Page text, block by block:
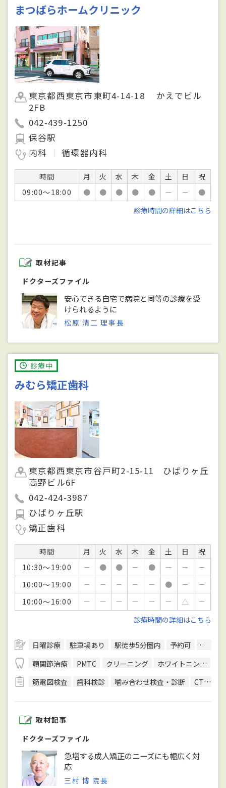
まつばらホームクリニック
東京都西東京市東町4-14-18 かえでビル
2FB
042-439-1250
保谷駅
内科
循環器内科
時間 月 火 水 木 金 土 日
祝
09:00～18:00
● ● ● ● ● － －
●
診療時間の詳細はこちら
取材記事
ドクターズファイル
安心できる自宅で病院と同等の診療を受
けられるように
松原 清二 理事長
診療中
みむら矯正歯科
東京都西東京市谷戸町2-15-11 ひばりヶ丘
高野ビル6F
042-424-3987
ひばりヶ丘駅
矯正歯科
時間 月 火 水 木 金 土 日
祝
10:30～19:00
－ ● ● － ● － －
－
10:00～19:00
－ － － － － ● －
－
10:00～16:00
－ － － － － － △
－
診療時間の詳細はこちら
日曜診療 駐車場あり 駅徒歩5分圏内 予約可
クレジ
顎関節治療
PMTC クリーニング ホワイトニング
筋電図検査
歯科検診 噛み合わせ検査・診断 CT検査
取材記事
ドクターズファイル
急増する成人矯正のニーズにも幅広く対
応
三村 博 院長